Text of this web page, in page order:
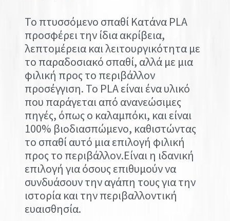
Το πτυσσόμενο σπαθί Κατάνα PLA
προσφέρει την ίδια ακρίβεια,
λεπτομέρεια και λειτουργικότητα με
το παραδοσιακό σπαθί, αλλά με μια
φιλική προς το περιβάλλον
προσέγγιση. Το PLA είναι ένα υλικό
που παράγεται από ανανεώσιμες
πηγές, όπως ο καλαμπόκι, και είναι
100% βιοδιασπώμενο, καθιστώντας
το σπαθί αυτό μια επιλογή φιλική
προς το περιβάλλον.Είναι η ιδανική
επιλογή για όσους επιθυμούν να
συνδυάσουν την αγάπη τους για την
ιστορία και την περιβαλλοντική
ευαισθησία.